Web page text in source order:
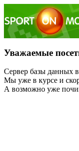
Уважаемые
Сервер базы данных
Мы уже в курсе и
А возможно уже